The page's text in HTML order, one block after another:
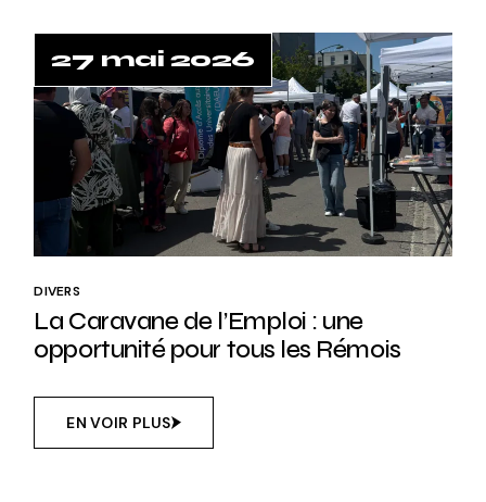
27 mai 2026
DIVERS
La Caravane de l’Emploi : une
opportunité pour tous les Rémois
EN VOIR PLUS